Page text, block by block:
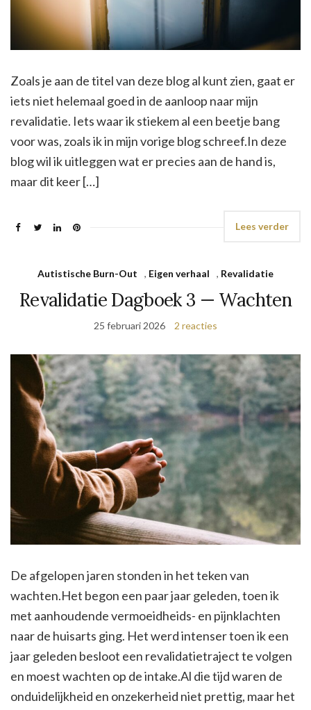
Zoals je aan de titel van deze blog al kunt zien, gaat er
iets niet helemaal goed in de aanloop naar mijn
revalidatie. Iets waar ik stiekem al een beetje bang
voor was, zoals ik in mijn vorige blog schreef.In deze
blog wil ik uitleggen wat er precies aan de hand is,
maar dit keer […]
Lees verder
Autistische Burn-Out , Eigen verhaal , Revalidatie
Revalidatie Dagboek 3 — Wachten
25 februari 2026 2 reacties
De afgelopen jaren stonden in het teken van
wachten.Het begon een paar jaar geleden, toen ik
met aanhoudende vermoeidheids- en pijnklachten
naar de huisarts ging. Het werd intenser toen ik een
jaar geleden besloot een revalidatietraject te volgen
en moest wachten op de intake.Al die tijd waren de
onduidelijkheid en onzekerheid niet prettig, maar het